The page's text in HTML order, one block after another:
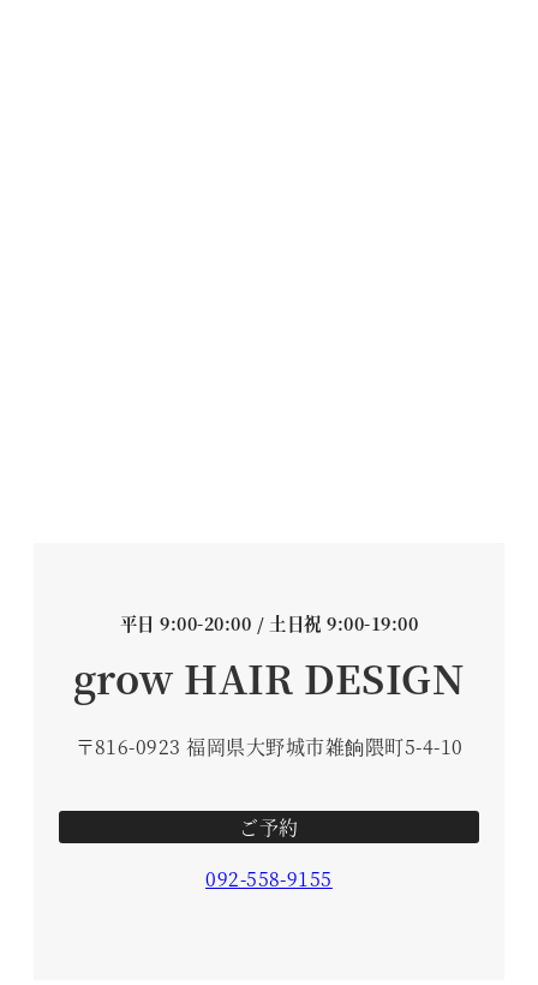
平日 9:00-20:00 / 土日祝 9:00-19:00
grow HAIR DESIGN
〒816-0923 福岡県大野城市雑餉隈町5-4-10
ご予約
092-558-9155